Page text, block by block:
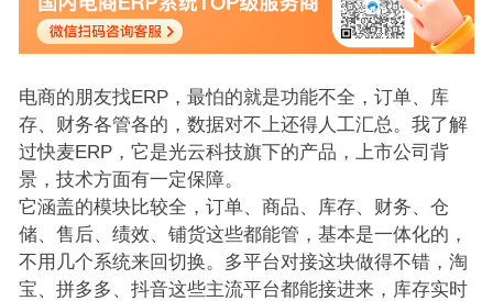
电商的朋友找ERP，最怕的就是功能不全，订单、库
存、财务各管各的，数据对不上还得人工汇总。我了解
过快麦ERP，它是光云科技旗下的产品，上市公司背
景，技术方面有一定保障。
它涵盖的模块比较全，订单、商品、库存、财务、仓
储、售后、绩效、铺货这些都能管，基本是一体化的，
不用几个系统来回切换。多平台对接这块做得不错，淘
宝、拼多多、抖音这些主流平台都能接进来，库存实时